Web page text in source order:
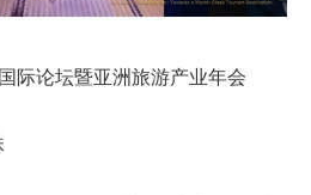
际论坛暨亚洲旅游产业年会